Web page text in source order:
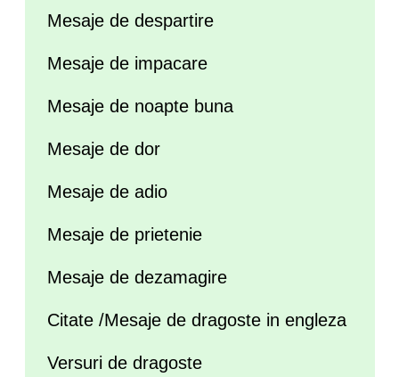
Mesaje de despartire
Mesaje de impacare
Mesaje de noapte buna
Mesaje de dor
Mesaje de adio
Mesaje de prietenie
Mesaje de dezamagire
Citate /Mesaje de dragoste in engleza
Versuri de dragoste